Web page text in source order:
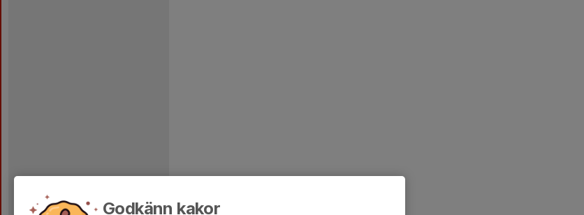
Godkänn kakor